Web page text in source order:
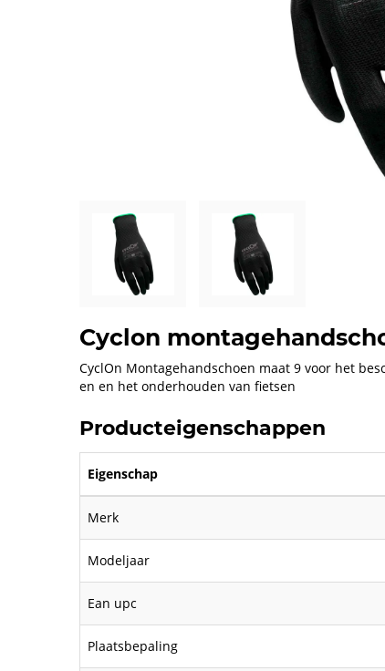
Cyclon
CyclOn Montagehandschoen maat 9 voor het
en en het onderhouden van fietsen
Producteigenschappen
Eigenschap
Merk
Modeljaar
Ean upc
Plaatsbepaling